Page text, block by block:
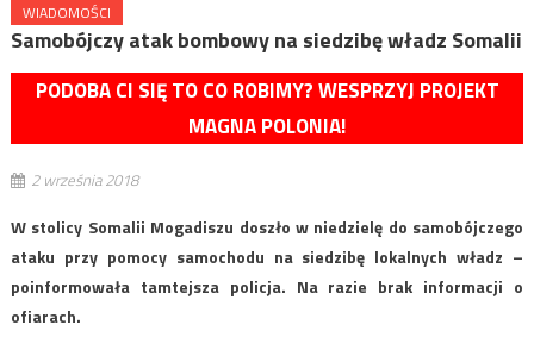
WIADOMOŚCI
Samobójczy atak bombowy na siedzibę władz Somalii
PODOBA CI SIĘ TO CO ROBIMY? WESPRZYJ PROJEKT
MAGNA POLONIA!
2 września 2018
W stolicy Somalii Mogadiszu doszło w niedzielę do samobójczego
ataku przy pomocy samochodu na siedzibę lokalnych władz –
poinformowała tamtejsza policja. Na razie brak informacji o
ofiarach.